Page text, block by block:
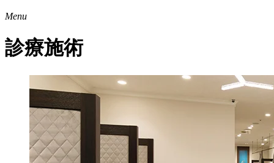
Menu
診療施術